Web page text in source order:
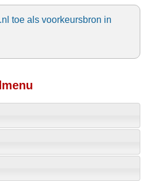
toe als voorkeursbron in